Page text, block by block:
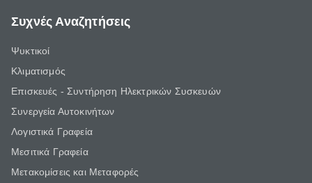
Συχνές Αναζητήσεις
Ψυκτικοί
Κλιματισμός
Επισκευές - Συντήρηση Ηλεκτρικών Συσκευών
Συνεργεία Αυτοκινήτων
Λογιστικά Γραφεία
Μεσιτικά Γραφεία
Μετακομίσεις και Μεταφορές